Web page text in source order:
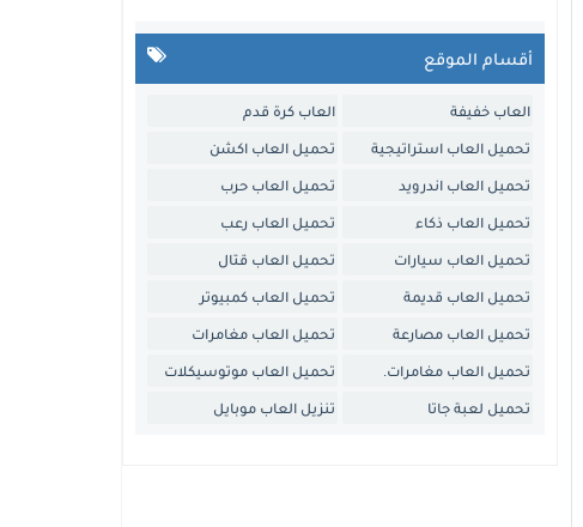
أقسام الموقع
العاب خفيفة العاب كرة قدم
تحميل العاب استراتيجية تحميل العاب اكشن
تحميل العاب اندرويد تحميل العاب حرب
تحميل العاب ذكاء تحميل العاب رعب
تحميل العاب سيارات تحميل العاب قتال
تحميل العاب قديمة تحميل العاب كمبيوتر
تحميل العاب مصارعة تحميل العاب مغامرات
تحميل العاب مغامرات. تحميل العاب موتوسيكلات
تحميل لعبة جاتا تنزيل العاب موبايل